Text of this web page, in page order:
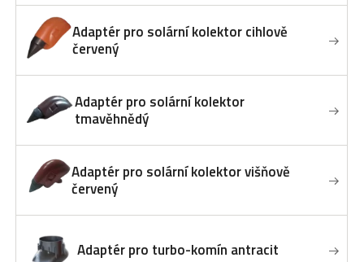
Adaptér pro solární kolektor cihlově
červený
Adaptér pro solární kolektor
tmavěhnědý
Adaptér pro solární kolektor višňově
červený
Adaptér pro turbo-komín antracit